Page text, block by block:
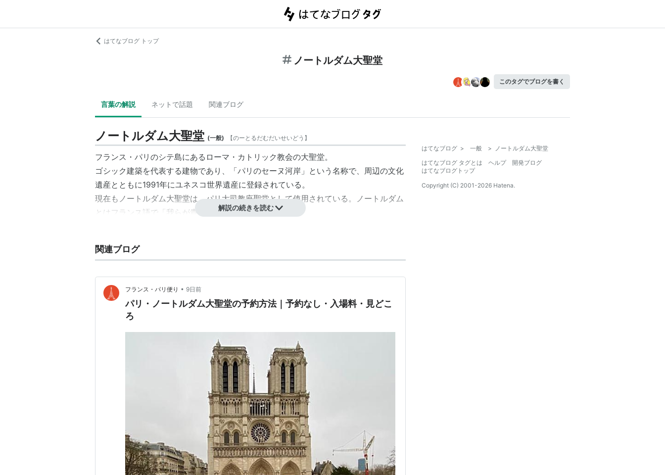
はてなブログ トップ
ノートルダム大聖堂
このタグでブログを書く
言葉の解説 ネットで話題 関連ブログ
ノートルダム大聖堂 (一般) 【のーとるだむだいせいどう 】
フランス・パリのシテ島にあるローマ・カトリック教会の大聖堂。
ゴシック建築を代表する建物であり、「パリのセーヌ河岸」という名称で、周辺の文化
遺産とともに1991年にユネスコ世界遺産に登録されている。
現在もノートルダム大聖堂は、パリ大司教座聖堂として使用されている。ノートルダム
とはフランス語で「我らが貴婦人(聖母マリア)」を指す。
解説の続きを読む
関連ブログ
フランス・パリ便り • 9日前
パリ・ノートルダム大聖堂の予約方法｜予約なし・入場料・見どこ
ろ
はてなブログ > 一般 > ノートルダム大聖堂
はてなブログ タグとは
ヘルプ
開発ブログ
はてなブログトップ
Copyright (C) 2001-2026 Hatena.